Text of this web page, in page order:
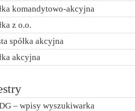
komandytowo-akcyjna
z o.o.
spółka akcyjna
akcyjna
– wpisy wyszukiwarka